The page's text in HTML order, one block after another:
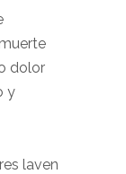
dolor
y
laven